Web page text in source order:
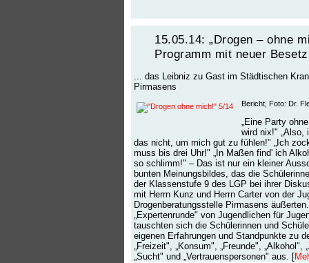
15.05.14: „Drogen – ohne
Programm mit neuer
... das Leibniz zu Gast im Städtischen
Pirmasens
Bericht, Foto: Dr.
„Eine Party
wird nix!" „Also,
das nicht, um mich gut zu fühlen!" „Ich
muss bis drei Uhr!" „In Maßen find' ich
so schlimm!" – Das ist nur ein kleiner
bunten Meinungsbildes, das die
der Klassenstufe 9 des LGP bei ihrer
mit Herrn Kunz und Herrn Carter von der
Drogenberatungsstelle Pirmasens
„Expertenrunde" von Jugendlichen für
tauschten sich die Schülerinnen und
eigenen Erfahrungen und Standpunkte zu
„Freizeit", „Konsum", „Freunde", „Alkohol",
„Sucht" und „Vertrauenspersonen" aus. [